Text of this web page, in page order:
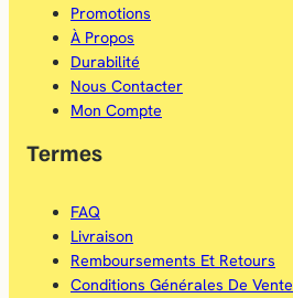
b
o
o
k
a
g
r
a
i
Promotions
À Propos
Durabilité
Nous Contacter
Mon Compte
Termes
FAQ
Livraison
Remboursements Et Retours
Conditions Générales De Vente